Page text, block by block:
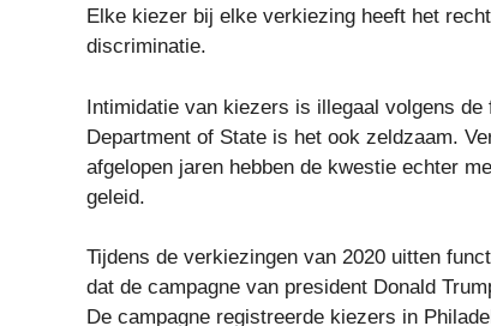
Elke kiezer bij elke verkiezing heeft het
discriminatie.
Intimidatie van kiezers is illegaal volgens
Department of State is het ook zeldzaam.
afgelopen jaren hebben de kwestie echter
geleid.
Tijdens de verkiezingen van 2020 uitten
dat de campagne van president Donald
De campagne registreerde kiezers in